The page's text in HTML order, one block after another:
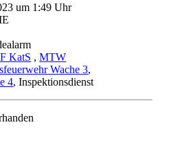
um 1:49 Uhr
KatS ,MTW
Wache 3,
4, Inspektionsdienst